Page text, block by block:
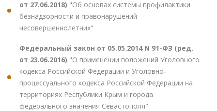
от 27.06.2018) "Об основах системы профилактики
безнадзорности и правонарушений
несовершеннолетних"
Федеральный закон от 05.05.2014 N 91-ФЗ (ред.
от 23.06.2016) "О применении положений Уголовного
кодекса Российской Федерации и Уголовно-
процессуального кодекса Российской Федерации на
территориях Республики Крым и города
федерального значения Севастополя"